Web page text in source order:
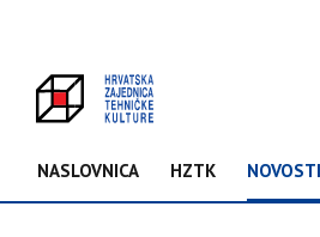
NASLOVNICA HZTK